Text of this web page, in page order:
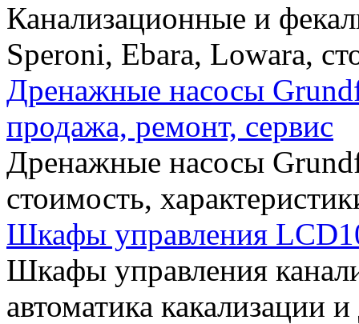
Канализационные и
Speroni, Ebara, Lowara,
Дренажные насосы
продажа, ремонт, сервис
Дренажные насосы
стоимость,
Шкафы управления
Шкафы управления
автоматика какализации